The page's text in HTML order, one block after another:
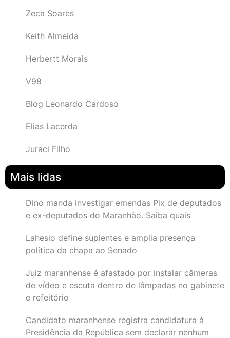
Zeca Soares
Keith Almeida
Herbertt Morais
V98
Blog Leonardo Cardoso
Elias Lacerda
Juraci Filho
Mais lidas
Dino manda investigar emendas Pix de deputados
e ex-deputados do Maranhão. Saiba quais
Lahesio define suplentes e amplia presença
política da chapa ao Senado
Juiz maranhense é afastado por instalar câmeras
de vídeo e escuta dentro de lâmpadas no gabinete
e refeitório
Candidato maranhense registra candidatura à
Presidência da República sem declarar nenhum